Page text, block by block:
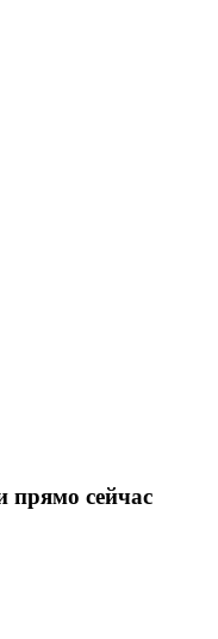
прямо сейчас